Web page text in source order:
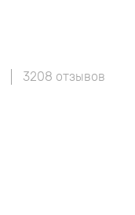
3208 отзывов